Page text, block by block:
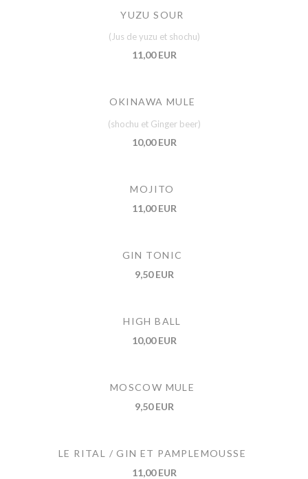
YUZU SOUR
(Jus de yuzu et shochu)
11,00 EUR
OKINAWA MULE
(shochu et Ginger beer)
10,00 EUR
MOJITO
11,00 EUR
GIN TONIC
9,50 EUR
HIGH BALL
10,00 EUR
MOSCOW MULE
9,50 EUR
LE RITAL / GIN ET PAMPLEMOUSSE
11,00 EUR